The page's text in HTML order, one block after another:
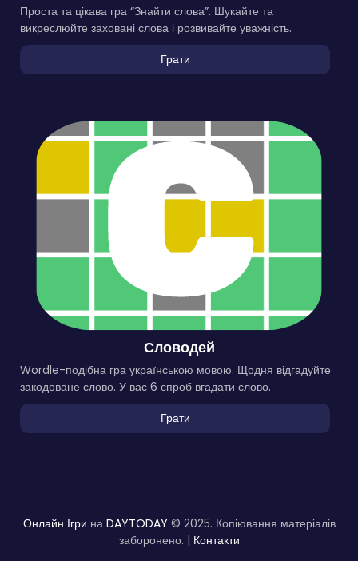
Проста та цікава гра “Знайти слова”. Шукайте та
викреслюйте заховані слова і розвивайте уважність.
Грати
Словодей
Wordle-подібна гра українською мовою. Щодня відгадуйте
закодоване слово. У вас 6 спроб вгадати слово.
Грати
Онлайн Ігри на DAYTODAY © 2025. Копіювання матеріалів
заборонено. | Контакти